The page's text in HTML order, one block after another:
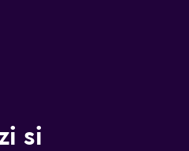
si